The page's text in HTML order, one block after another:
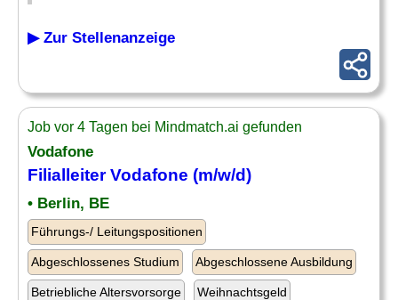
▶ Zur Stellenanzeige
Job vor 4 Tagen bei Mindmatch.ai gefunden
Vodafone
Filialleiter Vodafone (m/w/d)
• Berlin, BE
Führungs-/ Leitungspositionen
Abgeschlossenes Studium Abgeschlossene Ausbildung
Betriebliche Altersvorsorge Weihnachtsgeld